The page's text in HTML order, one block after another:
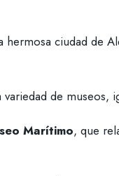
hermosa ciudad de
de museos,
Marítimo, que